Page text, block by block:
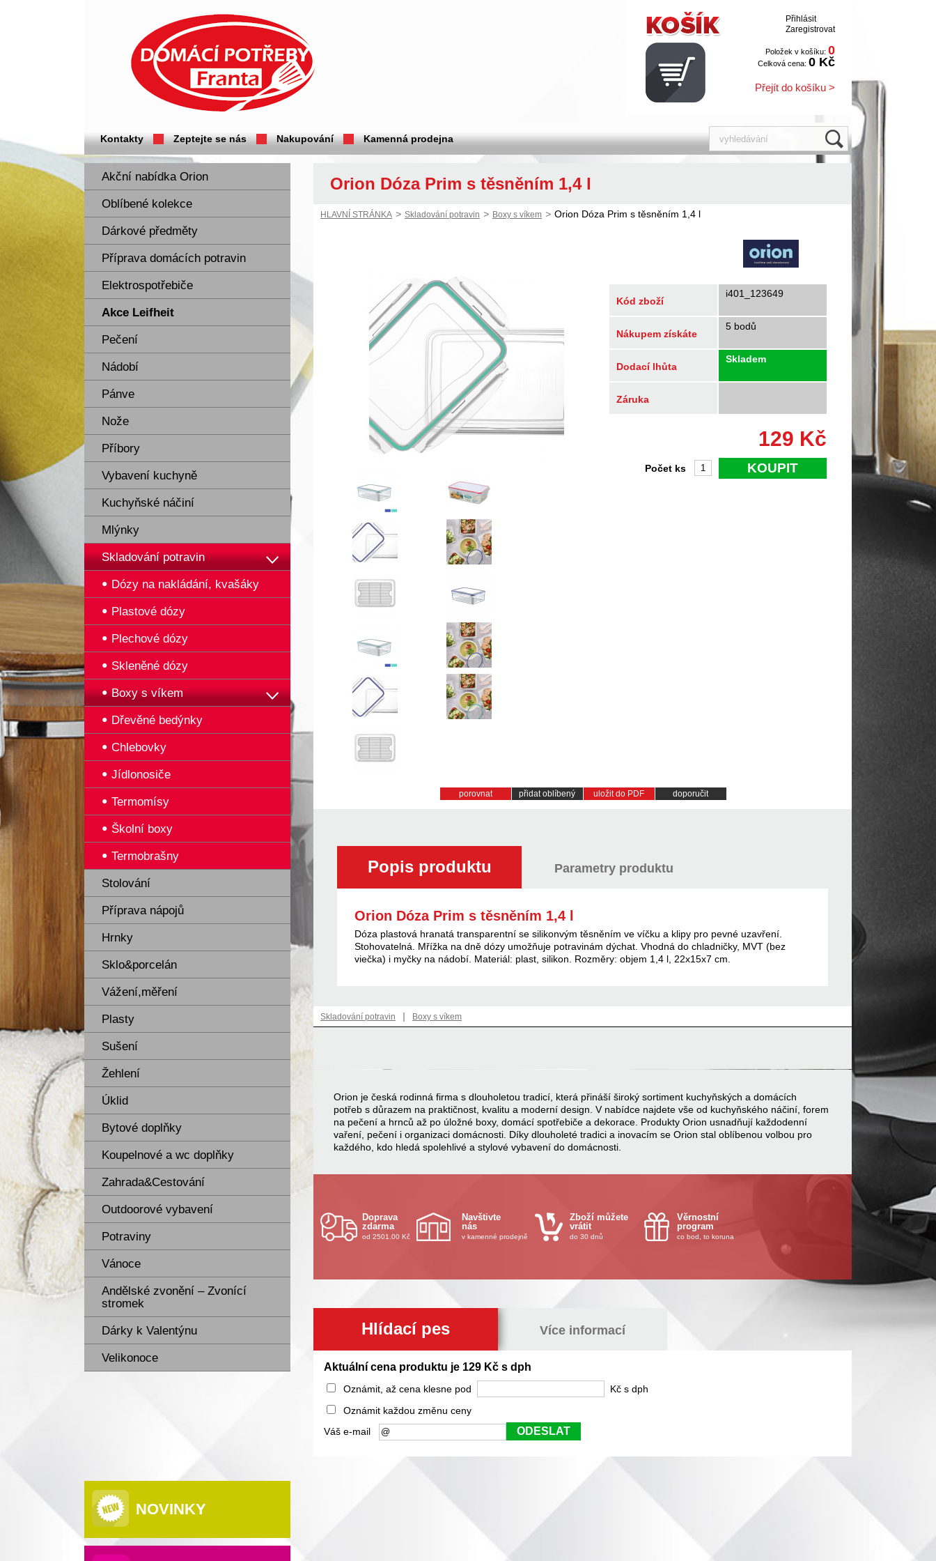
Přihlásit
Zaregistrovat
Položek v košíku: 0
Celková cena: 0 Kč
Přejít do košíku >
Kontakty Zeptejte se nás Nakupování Kamenná prodejna
Akční nabídka Orion
Oblíbené kolekce
Dárkové předměty
Příprava domácích potravin
Elektrospotřebiče
Akce Leifheit
Pečení
Nádobí
Pánve
Nože
Příbory
Vybavení kuchyně
Kuchyňské náčiní
Mlýnky
Skladování potravin
Dózy na nakládání, kvašáky
Plastové dózy
Plechové dózy
Skleněné dózy
Boxy s víkem
Dřevěné bedýnky
Chlebovky
Jídlonosiče
Termomísy
Školní boxy
Termobrašny
Stolování
Příprava nápojů
Hrnky
Sklo&porcelán
Vážení,měření
Plasty
Sušení
Žehlení
Úklid
Bytové doplňky
Koupelnové a wc doplňky
Zahrada&Cestování
Outdoorové vybavení
Potraviny
Vánoce
Andělské zvonění – Zvonící
stromek
Dárky k Valentýnu
Velikonoce
NOVINKY
Orion Dóza Prim s těsněním 1,4 l
HLAVNÍ STRÁNKA > Skladování potravin > Boxy s víkem > Orion Dóza Prim s těsněním 1,4 l
Kód zboží
i401_123649
Nákupem získáte
5 bodů
Dodací lhůta
Skladem
Záruka
129 Kč
KOUPIT
Počet ks
porovnat přidat oblíbený uložit do PDF doporučit
Popis produktu Parametry produktu
Orion Dóza Prim s těsněním 1,4 l
Dóza plastová hranatá transparentní se silikonvým těsněním ve víčku a klipy pro pevné uzavření.
Stohovatelná. Mřížka na dně dózy umožňuje potravinám dýchat. Vhodná do chladničky, MVT (bez
viečka) i myčky na nádobí. Materiál: plast, silikon. Rozměry: objem 1,4 l, 22x15x7 cm.
Skladování potravin | Boxy s víkem
Orion je česká rodinná firma s dlouholetou tradicí, která přináší široký sortiment kuchyňských a domácích
potřeb s důrazem na praktičnost, kvalitu a moderní design. V nabídce najdete vše od kuchyňského náčiní, forem
na pečení a hrnců až po úložné boxy, domácí spotřebiče a dekorace. Produkty Orion usnadňují každodenní
vaření, pečení i organizaci domácnosti. Díky dlouholeté tradici a inovacím se Orion stal oblíbenou volbou pro
každého, kdo hledá spolehlivé a stylové vybavení do domácnosti.
Doprava
zdarma
od 2501.00 Kč
Navštivte
nás
v kamenné prodejně
Zboží můžete
vrátit
do 30 dnů
Věrnostní
program
co bod, to koruna
Hlídací pes Více informací
Aktuální cena produktu je 129 Kč s dph
Oznámit, až cena klesne pod
Kč s dph
Oznámit každou změnu ceny
Váš e-mail
ODESLAT